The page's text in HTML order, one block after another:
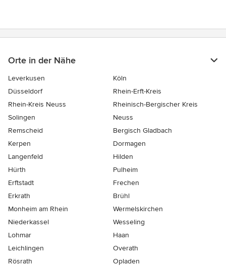
Orte in der Nähe
Leverkusen
Köln
Düsseldorf
Rhein-Erft-Kreis
Rhein-Kreis Neuss
Rheinisch-Bergischer Kreis
Solingen
Neuss
Remscheid
Bergisch Gladbach
Kerpen
Dormagen
Langenfeld
Hilden
Hürth
Pulheim
Erftstadt
Frechen
Erkrath
Brühl
Monheim am Rhein
Wermelskirchen
Niederkassel
Wesseling
Lohmar
Haan
Leichlingen
Overath
Rösrath
Opladen